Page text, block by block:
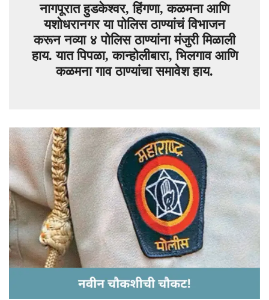
नागपूरात हुडकेश्वर, हिंगणा, कळमना आणि
यशोधरानगर या पोलिस ठाण्यांचं विभाजन
करून नव्या ४ पोलिस ठाण्यांना मंजुरी मिळाली
हाय. यात पिपळा, कान्होलीबारा, भिलगाव आणि
कळमना गाव ठाण्यांचा समावेश हाय.